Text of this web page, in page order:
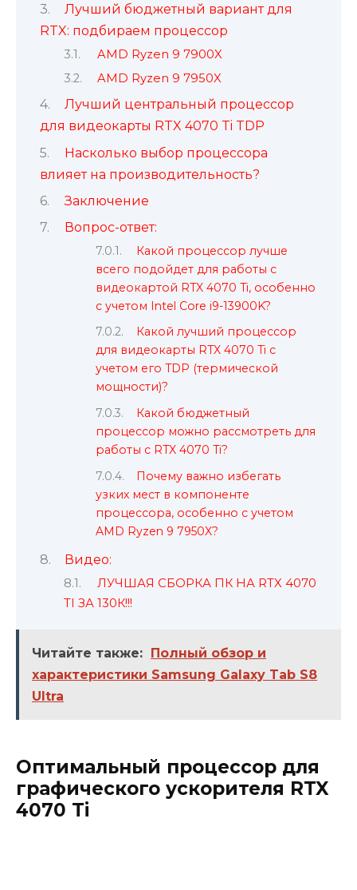
Лучший бюджетный вариант для
RTX: подбираем процессор
AMD Ryzen 9 7900X
AMD Ryzen 9 7950X
Лучший центральный процессор
для видеокарты RTX 4070 Ti TDP
Насколько выбор процессора
влияет на производительность?
Заключение
Вопрос-ответ:
Какой процессор лучше
всего подойдет для работы с
видеокартой RTX 4070 Ti, особенно
с учетом Intel Core i9-13900K?
Какой лучший процессор
для видеокарты RTX 4070 Ti с
учетом его TDP (термической
мощности)?
Какой бюджетный
процессор можно рассмотреть для
работы с RTX 4070 Ti?
Почему важно избегать
узких мест в компоненте
процессора, особенно с учетом
AMD Ryzen 9 7950X?
Видео:
ЛУЧШАЯ СБОРКА ПК НА RTX 4070
TI ЗА 130К!!!
Читайте также: Полный обзор и
характеристики Samsung Galaxy Tab S8
Ultra
Оптимальный процессор для
графического ускорителя RTX
4070 Ti